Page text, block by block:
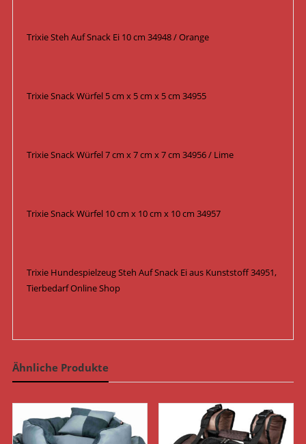
Trixie Steh Auf Snack Ei 10 cm 34948 / Orange
Trixie Snack Würfel 5 cm x 5 cm x 5 cm 34955
Trixie Snack Würfel 7 cm x 7 cm x 7 cm 34956 / Lime
Trixie Snack Würfel 10 cm x 10 cm x 10 cm 34957
Trixie Hundespielzeug Steh Auf Snack Ei aus Kunststoff 34951,
Tierbedarf Online Shop
Ähnliche Produkte